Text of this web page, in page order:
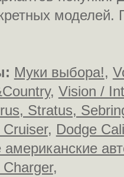
Муки выбора!,
, Vision /
Stratus,
, Dodge
американские
,